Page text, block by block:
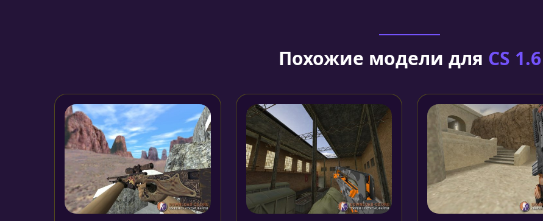
Похожие модели для CS 1.6